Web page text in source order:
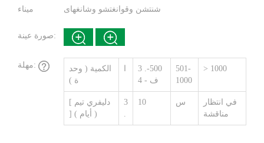
ميناء شنتشن وقوانغتشو وشانغهاى
صورة عينة:
مهلة:
الكمية ( وحد
ة )
3 .-500
ف - 4
501-
1000
> 1000
[ دليفري تيم
] ( أيام )
3
.
10 س
في انتظار
مناقشة